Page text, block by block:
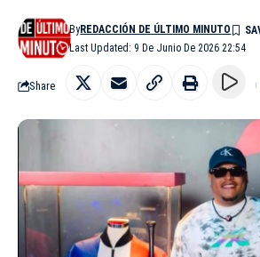
Last Updated: 9 De Junio De 2026 22:54
ByREDACCIÓN DE ÚLTIMO MINUTO
Share